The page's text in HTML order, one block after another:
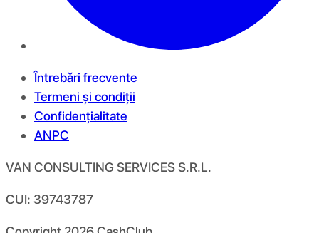
Întrebări frecvente
Termeni și condiții
Confidențialitate
ANPC
VAN CONSULTING SERVICES S.R.L.
CUI: 39743787